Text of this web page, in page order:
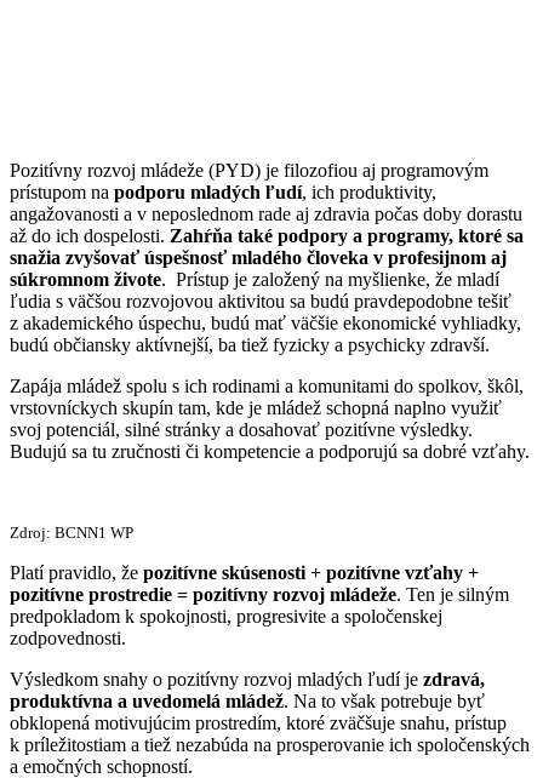
Pozitívny rozvoj mládeže (PYD) je filozofiou aj programovým
prístupom na podporu mladých ľudí, ich produktivity,
angažovanosti a v neposlednom rade aj zdravia počas doby dorastu
až do ich dospelosti. Zahŕňa také podpory a programy, ktoré sa
snažia zvyšovať úspešnosť mladého človeka v profesijnom aj
súkromnom živote. Prístup je založený na myšlienke, že mladí
ľudia s väčšou rozvojovou aktivitou sa budú pravdepodobne tešiť
z akademického úspechu, budú mať väčšie ekonomické vyhliadky,
budú občiansky aktívnejší, ba tiež fyzicky a psychicky zdravší.
Zapája mládež spolu s ich rodinami a komunitami do spolkov, škôl,
vrstovníckych skupín tam, kde je mládež schopná naplno využiť
svoj potenciál, silné stránky a dosahovať pozitívne výsledky.
Budujú sa tu zručnosti či kompetencie a podporujú sa dobré vzťahy.
Zdroj: BCNN1 WP
Platí pravidlo, že pozitívne skúsenosti + pozitívne vzťahy +
pozitívne prostredie = pozitívny rozvoj mládeže. Ten je silným
predpokladom k spokojnosti, progresivite a spoločenskej
zodpovednosti.
Výsledkom snahy o pozitívny rozvoj mladých ľudí je zdravá,
produktívna a uvedomelá mládež. Na to však potrebuje byť
obklopená motivujúcim prostredím, ktoré zväčšuje snahu, prístup
k príležitostiam a tiež nezabúda na prosperovanie ich spoločenských
a emočných schopností.